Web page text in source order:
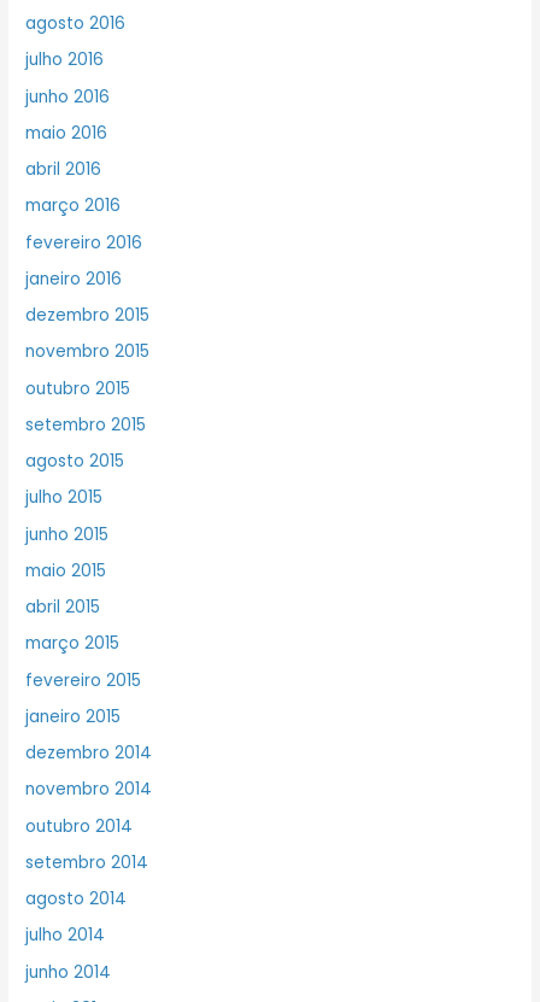
agosto 2016
julho 2016
junho 2016
maio 2016
abril 2016
março 2016
fevereiro 2016
janeiro 2016
dezembro 2015
novembro 2015
outubro 2015
setembro 2015
agosto 2015
julho 2015
junho 2015
maio 2015
abril 2015
março 2015
fevereiro 2015
janeiro 2015
dezembro 2014
novembro 2014
outubro 2014
setembro 2014
agosto 2014
julho 2014
junho 2014